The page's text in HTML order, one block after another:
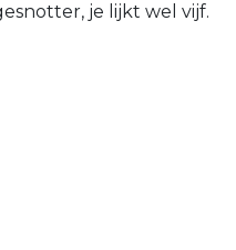
je lijkt wel vijf.